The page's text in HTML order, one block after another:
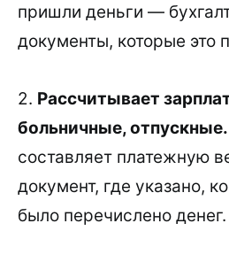
пришли деньги —
документы, которые это
2. Рассчитывает
больничные, отпускные.
составляет платежную
документ, где указано,
было перечислено денег.